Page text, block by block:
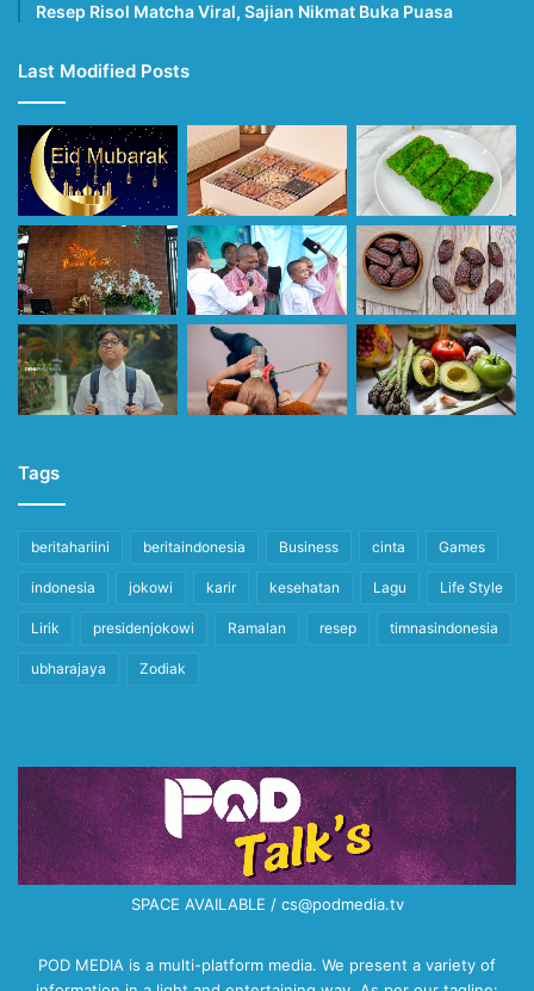
Resep Risol Matcha Viral, Sajian Nikmat Buka Puasa
Last Modified Posts
Tags
beritahariini beritaindonesia Business cinta Games
indonesia jokowi karir kesehatan Lagu Life Style
Lirik presidenjokowi Ramalan resep timnasindonesia
ubharajaya Zodiak
SPACE AVAILABLE / cs@podmedia.tv
POD MEDIA is a multi-platform media. We present a variety of